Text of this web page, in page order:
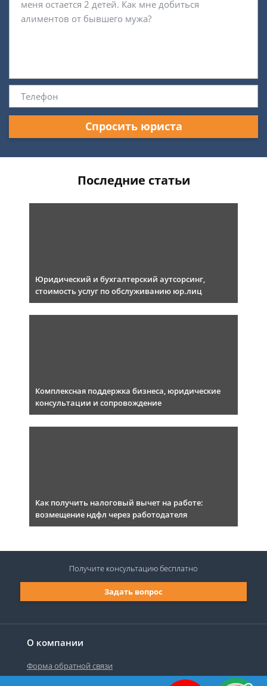
Спросить юриста
Последние статьи
Юридический и бухгалтерский аутсорсинг,
стоимость услуг по обслуживанию юр.лиц
Комплексная поддержка бизнеса, юридические
консультации и сопровождение
Как получить налоговый вычет на работе:
возмещение ндфл через работодателя
О компании
Форма обратной связи
Задать вопрос
Получите консультациюбесплатно